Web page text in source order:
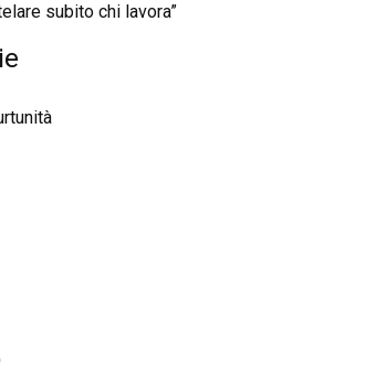
subito chi lavora”